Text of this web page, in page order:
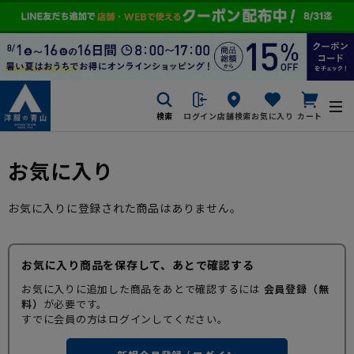
検索 ログイン店舗検索お気に入り カート
お気に入り
お気に入りに登録された商品はありません。
お気に入り商品を保存して、あとで確認する
お気に入りに追加した商品をあとで確認するには 会員登録（無
料） が必要です。
すでに会員の方はログインしてください。